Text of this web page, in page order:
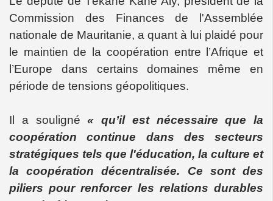
Commission des Finances de l'Assemblée
nationale de Mauritanie, a quant à lui plaidé pour
le maintien de la coopération entre l’Afrique et
l’Europe dans certains domaines même en
période de tensions géopolitiques.
Il a souligné« qu’il est nécessaire que la
coopération continue dans des secteurs
stratégiques tels que l'éducation, la culture et
la coopération décentralisée. Ce sont des
piliers pour renforcer les relations durables